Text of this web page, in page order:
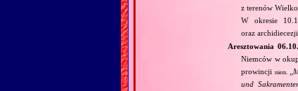
z terenów
W okresie
oraz
Aresztowania
Niemców w
prowincji niem.
und